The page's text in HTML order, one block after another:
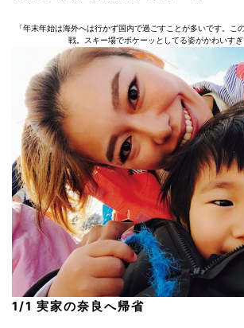
「年末年始は海外へは行かず国内で過ごすことが多いです。こ
戦。スキー場でボケーッとしてる姿がかわいすぎ
1/1 実家の奈良へ帰省